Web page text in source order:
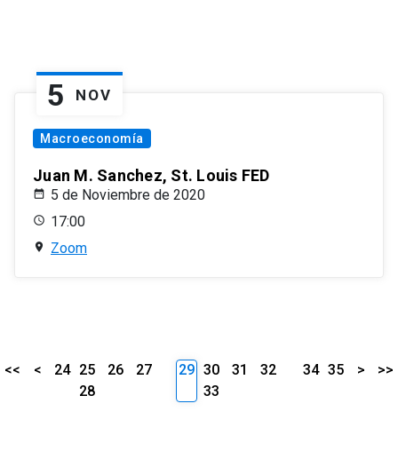
5 NOV
Macroeconomía
Juan M. Sanchez, St. Louis FED
5 de Noviembre de 2020
17:00
Zoom
<< < 24 25 26
27
28
29 30 31
32
33
34 35 > >>